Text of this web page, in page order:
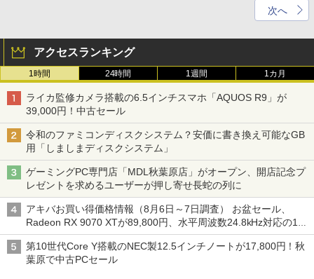
次へ
アクセスランキング
1時間 24時間 1週間 1カ月
ライカ監修カメラ搭載の6.5インチスマホ「AQUOS R9」が
39,000円！中古セール
令和のファミコンディスクシステム？安価に書き換え可能なGB
用「しましまディスクシステム」
ゲーミングPC専門店「MDL秋葉原店」がオープン、開店記念プ
レゼントを求めるユーザーが押し寄せ長蛇の列に
アキバお買い得価格情報（8月6日～7日調査） お盆セール、
Radeon RX 9070 XTが89,800円、水平周波数24.8kHz対応の17
型モニターが9,801円、暑さ指数連動セール ほか
第10世代Core Y搭載のNEC製12.5インチノートが17,800円！秋
葉原で中古PCセール